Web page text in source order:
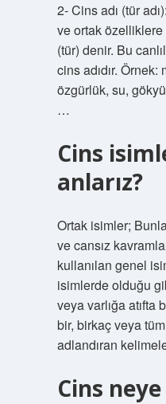
2- Cins adı (tür
ve ortak
(tür) denir. Bu
cins adıdır.
özgürlük, su,
…
Cins
anlarız?
Ortak isimler;
ve cansız
kullanılan genel
isimlerde olduğu
veya varlığa atıfta
bir, birkaç veya
adlandıran
Cins